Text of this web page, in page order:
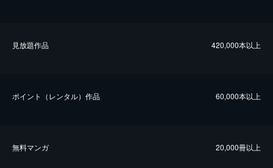
⾒放題作品 420,000本以上
ポイント（レンタル）作品 60,000本以上
無料マンガ 20,000冊以上